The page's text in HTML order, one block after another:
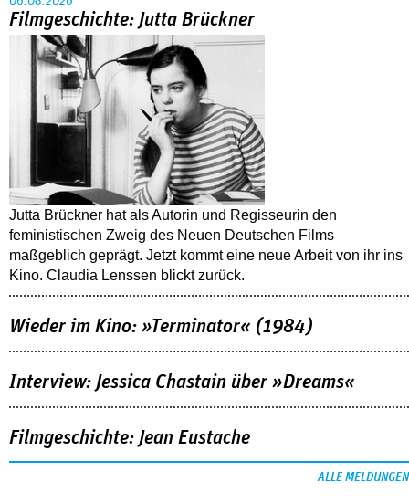
Filmgeschichte: Jutta Brückner
Jutta Brückner hat als Autorin und Regisseurin den
feministischen Zweig des Neuen Deutschen Films
maßgeblich geprägt. Jetzt kommt eine neue Arbeit von ihr ins
Kino. Claudia Lenssen blickt zurück.
Wieder im Kino: »Terminator« (1984)
Interview: Jessica Chastain über »Dreams«
Filmgeschichte: Jean Eustache
ALLE MELDUNGEN